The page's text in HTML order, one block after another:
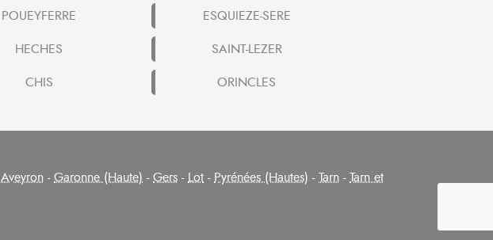
POUEYFERRE
ESQUIEZE-SERE
HECHES
SAINT-LEZER
CHIS ORINCLES
Aveyron -Garonne (Haute) -Gers -Lot -Pyrénées (Hautes) -Tarn -Tarn et